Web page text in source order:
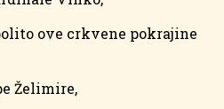
ove crkvene pokrajine
Želimire,